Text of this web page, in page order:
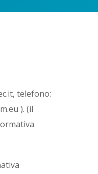
telefono:
). (il